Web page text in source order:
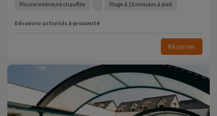
Piscine intérieure chauffée Plage à 15 minutes à pied
Découvrir activités à proximité
Réserver